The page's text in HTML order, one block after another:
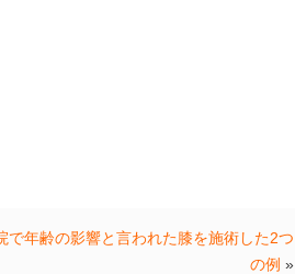
で年齢の影響と言われた膝を施術した2つ
の例 »